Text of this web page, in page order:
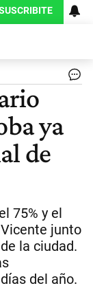
ya
de
75% y el
junto
la ciudad.
del año.